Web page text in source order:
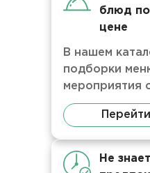
блюд
цене
В нашем
подборки
мероприятия
Не